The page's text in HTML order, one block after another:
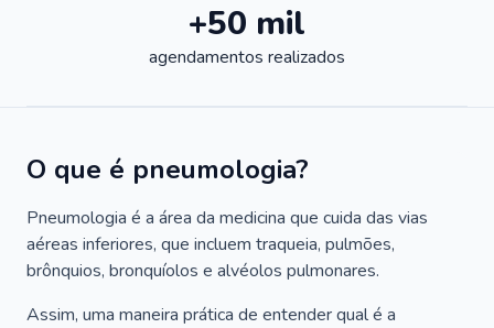
+50 mil
agendamentos realizados
O que é pneumologia?
Pneumologia é a área da medicina que cuida das vias
aéreas inferiores, que incluem traqueia, pulmões,
brônquios, bronquíolos e alvéolos pulmonares.
Assim, uma maneira prática de entender qual é a